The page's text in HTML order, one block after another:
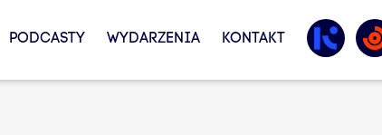
PODCASTY WYDARZENIA KONTAKT